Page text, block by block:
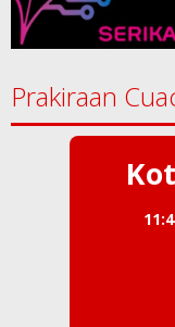
Prakiraan